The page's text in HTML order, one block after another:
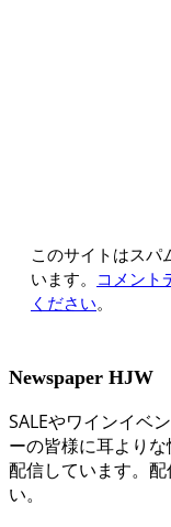
このサイトはスパ
います。 コメント
ください。
Newspaper HJW
SALEやワインイベ
ーの皆様に耳より
配信しています。
い。